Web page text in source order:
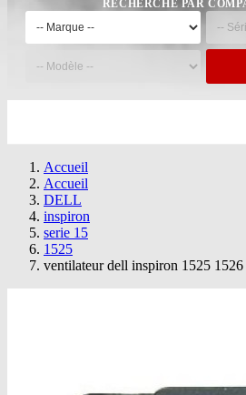
RECHERCHE PAR
Accueil
Accueil
DELL
inspiron
serie 15
1525
ventilateur dell inspiron 1525